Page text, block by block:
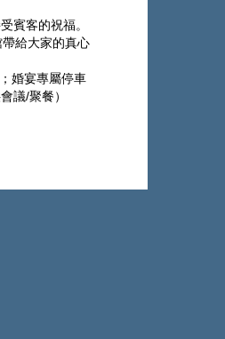
賓客的祝福。
給大家的真心
婚宴專屬停車
議/聚餐）